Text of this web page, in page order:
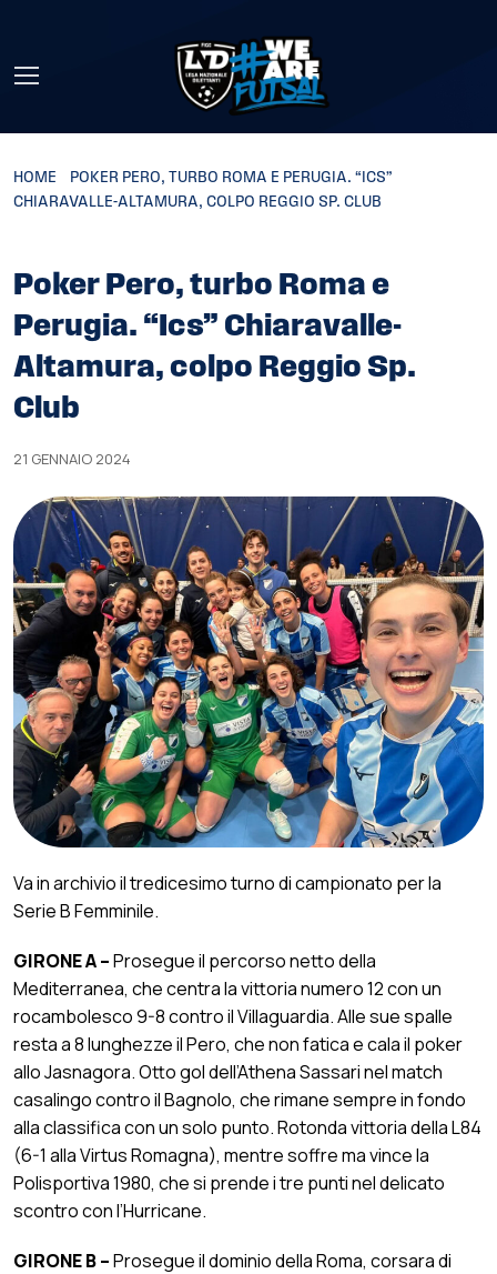
HOME
POKER PERO, TURBO ROMA E PERUGIA. “ICS”
CHIARAVALLE-ALTAMURA, COLPO REGGIO SP. CLUB
Poker Pero, turbo Roma e
Perugia. “Ics” Chiaravalle-
Altamura, colpo Reggio Sp.
Club
21 GENNAIO 2024
Va in archivio il tredicesimo turno di campionato per la
Serie B Femminile.
GIRONE A –Prosegue il percorso netto della
Mediterranea, che centra la vittoria numero 12 con un
rocambolesco 9-8 contro il Villaguardia. Alle sue spalle
resta a 8 lunghezze il Pero, che non fatica e cala il poker
allo Jasnagora. Otto gol dell’Athena Sassari nel match
casalingo contro il Bagnolo, che rimane sempre in fondo
alla classifica con un solo punto. Rotonda vittoria della L84
(6-1 alla Virtus Romagna), mentre soffre ma vince la
Polisportiva 1980, che si prende i tre punti nel delicato
scontro con l’Hurricane.
GIRONE B –Prosegue il dominio della Roma, corsara di